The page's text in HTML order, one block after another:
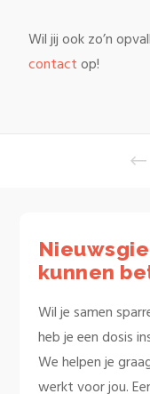
Wil jij ook zo’n
contactop!
kunnen
Wil je samen
heb je een dosis
We helpen je
werkt voor jou.